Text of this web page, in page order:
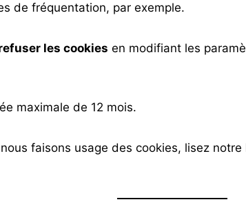
de fréquentation, par exemple.
les cookies en modifiant les
maximale de 12 mois.
faisons usage des cookies, lisez notre